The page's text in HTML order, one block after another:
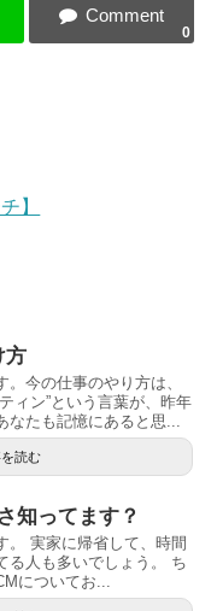
0
】
方
今の仕事のやり方は、
ィン”という言葉が、昨年
なたも記憶にあると思...
読む
知ってます？
。 実家に帰省して、時間
る人も多いでしょう。 ち
についてお...